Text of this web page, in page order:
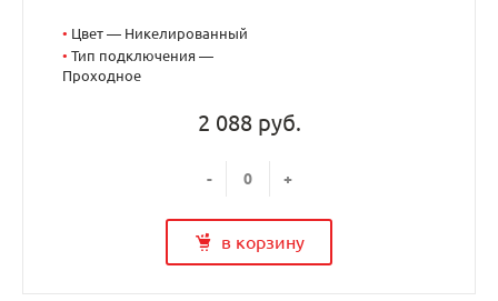
• Цвет — Никелированный
• Тип подключения —
Проходное
2 088 руб.
- +
в корзину